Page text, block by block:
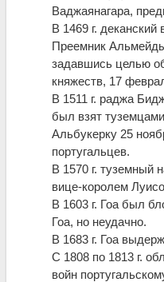
Ваджаянагара,
В 1469 г. деканский
Преемник
задавшись целью
княжеств, 17
В 1511 г. раджа
был взят
Альбукерку 25
португальцев.
В 1570 г.
вице-королем
В 1603 г. Гоа был
Гоа, но неудачно.
В 1683 г. Гоа
С 1808 по 1813 г.
войн